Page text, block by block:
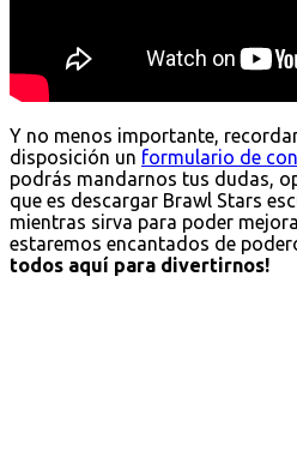
Y no menos importante,
disposición un formulario de
podrás mandarnos tus dudas,
que es descargar Brawl Stars
mientras sirva para poder
estaremos encantados de
todos aquí para divertirnos!